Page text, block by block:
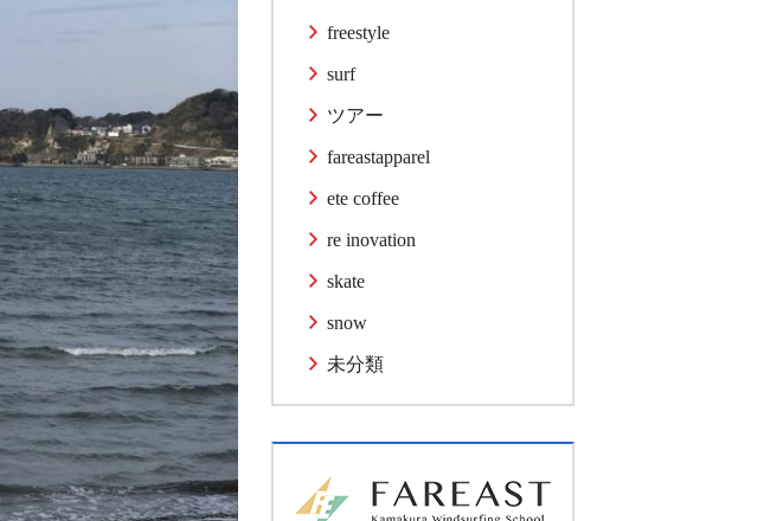
freestyle
surf
ツアー
fareastapparel
ete coffee
re inovation
skate
snow
未分類